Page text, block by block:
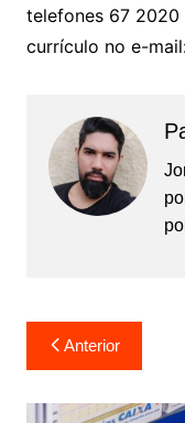
telefones 67 2020
currículo no e-
Navegação
de
Post
Anterior